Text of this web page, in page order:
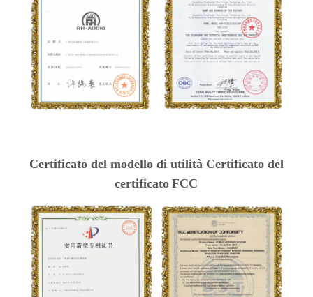
Certificato del modello di utilità Certificato del
certificato FCC